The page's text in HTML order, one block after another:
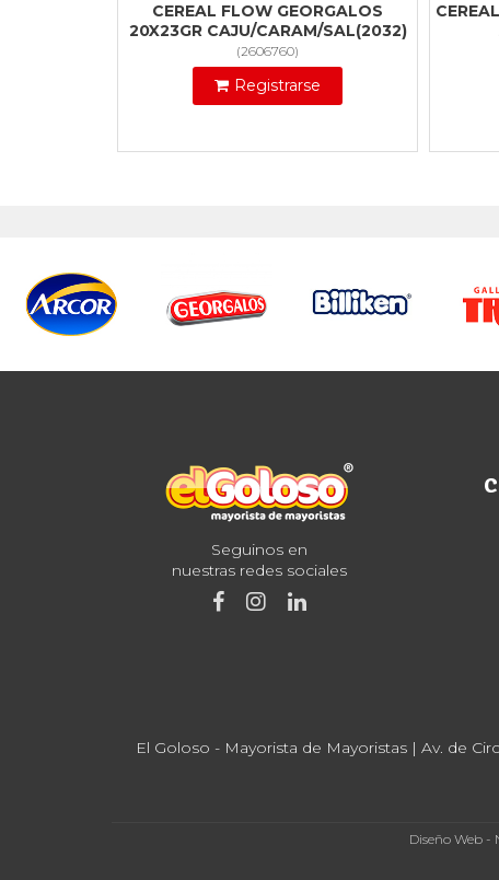
CEREAL FLOW GEORGALOS
20X23GR CAJU/CARAM/SAL(2032)
(2606760)
Registrarse
Seguinos en
nuestras redes sociales
El Goloso - Mayorista de Mayoristas | Av. de
Diseño Web -